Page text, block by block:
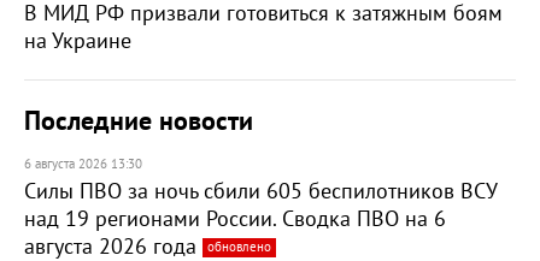
В МИД РФ призвали готовиться к затяжным боям
на Украине
Последние новости
6 августа 2026 13:30
Силы ПВО за ночь сбили 605 беспилотников ВСУ
над 19 регионами России. Сводка ПВО на 6
августа 2026 года
обновлено